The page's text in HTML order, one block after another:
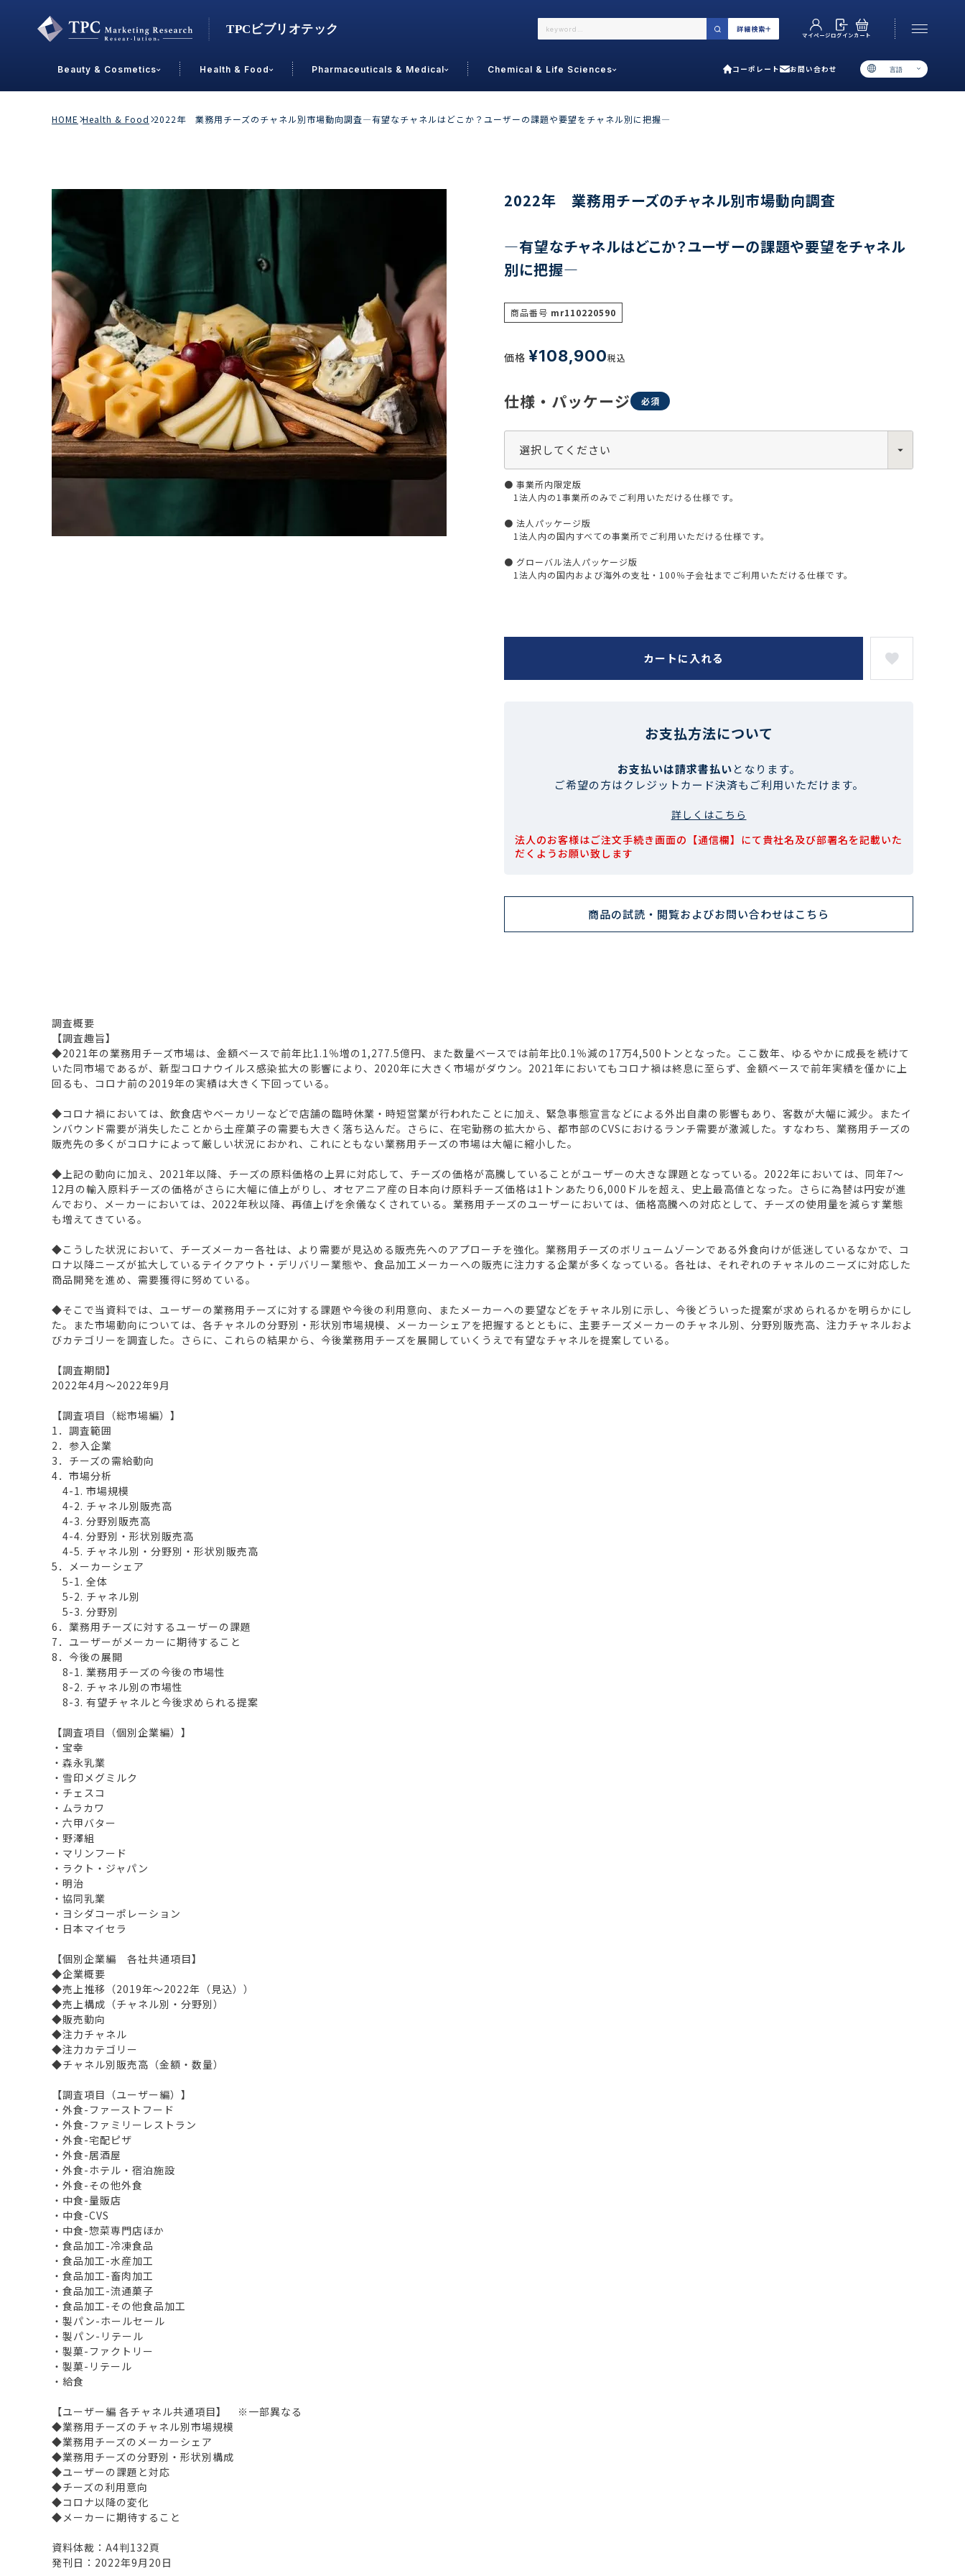
詳細検索
マイページログインカート
Beauty & Cosmetics Health & Food Pharmaceuticals & Medical Chemical & Life Sciences コーポレート お問い合わせ 言語
業界で選ぶ カテゴリで選ぶ 調査の種類で選ぶ
リセット
Contact Us
Beauty & Cosmetics
スキンケア
ヘアケア
敏感肌・アトピー
R&D
原料・素材
通販
美容室・サロン
海外
菓子
ＰＢＦ
冷食
業務用
食品添加物
R&D
海外
美容
シニア
女性・フェムケア
オーラル
生活習慣
介護
機能性原料・素材
その他
Pharmaceuticals & Medical
患者調査
ドクター調査
モダリティ
がん
精神神経
呼吸器・免疫
デジタル・Dtx
その他
Chemical & Life Sciences
ファイン・スペシャリティ・原料
プラスチック・容器・包装材
農薬・農業資材
電子材料
自動車
ライフサイエンス
ご利用ガイド
TEL 06-6538-5358（代表）
HOME Health & Food 2022年 業務用チーズのチャネル別市場動向調査―有望なチャネルはどこか？ユーザーの課題や要望をチャネル別に把握―
2022年 業務用チーズのチャネル別市場動向調査
―有望なチャネルはどこか？ユーザーの課題や要望をチャネル
別に把握―
商品番号 mr110220590
価格 ¥108,900税込
仕様・パッケージ
● 事業所内限定版
1法人内の1事業所のみでご利用いただける仕様です。
● 法人パッケージ版
1法人内の国内すべての事業所でご利用いただける仕様です。
● グローバル法人パッケージ版
1法人内の国内および海外の支社・100％子会社までご利用いただける仕様です。
カートに入れる
お支払方法について
お支払いは請求書払いとなります。
ご希望の方はクレジットカード決済もご利用いただけます。
詳しくはこちら
法人のお客様はご注文手続き画面の【通信欄】にて貴社名及び部署名を記載いた
だくようお願い致します
商品の試読・閲覧およびお問い合わせはこちら
調査概要
【調査趣旨】
◆2021年の業務用チーズ市場は、金額ベースで前年比1.1％増の1,277.5億円、また数量ベースでは前年比0.1％減の17万4,500トンとなった。ここ数年、ゆるやかに成長を続けて
いた同市場であるが、新型コロナウイルス感染拡大の影響により、2020年に大きく市場がダウン。2021年においてもコロナ禍は終息に至らず、金額ベースで前年実績を僅かに上
回るも、コロナ前の2019年の実績は大きく下回っている。
◆コロナ禍においては、飲食店やベーカリーなどで店舗の臨時休業・時短営業が行われたことに加え、緊急事態宣言などによる外出自粛の影響もあり、客数が大幅に減少。またイ
ンバウンド需要が消失したことから土産菓子の需要も大きく落ち込んだ。さらに、在宅勤務の拡大から、都市部のCVSにおけるランチ需要が激減した。すなわち、業務用チーズの
販売先の多くがコロナによって厳しい状況におかれ、これにともない業務用チーズの市場は大幅に縮小した。
◆上記の動向に加え、2021年以降、チーズの原料価格の上昇に対応して、チーズの価格が高騰していることがユーザーの大きな課題となっている。2022年においては、同年7～
12月の輸入原料チーズの価格がさらに大幅に値上がりし、オセアニア産の日本向け原料チーズ価格は1トンあたり6,000ドルを超え、史上最高値となった。さらに為替は円安が進
んでおり、メーカーにおいては、2022年秋以降、再値上げを余儀なくされている。業務用チーズのユーザーにおいては、価格高騰への対応として、チーズの使用量を減らす業態
も増えてきている。
◆こうした状況において、チーズメーカー各社は、より需要が見込める販売先へのアプローチを強化。業務用チーズのボリュームゾーンである外食向けが低迷しているなかで、コ
ロナ以降ニーズが拡大しているテイクアウト・デリバリー業態や、食品加工メーカーへの販売に注力する企業が多くなっている。各社は、それぞれのチャネルのニーズに対応した
商品開発を進め、需要獲得に努めている。
◆そこで当資料では、ユーザーの業務用チーズに対する課題や今後の利用意向、またメーカーへの要望などをチャネル別に示し、今後どういった提案が求められるかを明らかにし
た。また市場動向については、各チャネルの分野別・形状別市場規模、メーカーシェアを把握するとともに、主要チーズメーカーのチャネル別、分野別販売高、注力チャネルおよ
びカテゴリーを調査した。さらに、これらの結果から、今後業務用チーズを展開していくうえで有望なチャネルを提案している。
【調査期間】
2022年4月～2022年9月
【調査項目（総市場編）】
1．調査範囲
2．参入企業
3．チーズの需給動向
4．市場分析
4-1. 市場規模
4-2. チャネル別販売高
4-3. 分野別販売高
4-4. 分野別・形状別販売高
4-5. チャネル別・分野別・形状別販売高
5．メーカーシェア
5-1. 全体
5-2. チャネル別
5-3. 分野別
6．業務用チーズに対するユーザーの課題
7．ユーザーがメーカーに期待すること
8．今後の展開
8-1. 業務用チーズの今後の市場性
8-2. チャネル別の市場性
8-3. 有望チャネルと今後求められる提案
【調査項目（個別企業編）】
・宝幸
・森永乳業
・雪印メグミルク
・チェスコ
・ムラカワ
・六甲バター
・野澤組
・マリンフード
・ラクト・ジャパン
・明治
・協同乳業
・ヨシダコーポレーション
・日本マイセラ
【個別企業編 各社共通項目】
◆企業概要
◆売上推移（2019年～2022年（見込））
◆売上構成（チャネル別・分野別）
◆販売動向
◆注力チャネル
◆注力カテゴリー
◆チャネル別販売高（金額・数量）
【調査項目（ユーザー編）】
・外食-ファーストフード
・外食-ファミリーレストラン
・外食-宅配ピザ
・外食-居酒屋
・外食-ホテル・宿泊施設
・外食-その他外食
・中食-量販店
・中食-CVS
・中食-惣菜専門店ほか
・食品加工-冷凍食品
・食品加工-水産加工
・食品加工-畜肉加工
・食品加工-流通菓子
・食品加工-その他食品加工
・製パン-ホールセール
・製パン-リテール
・製菓-ファクトリー
・製菓-リテール
・給食
【ユーザー編 各チャネル共通項目】 ※一部異なる
◆業務用チーズのチャネル別市場規模
◆業務用チーズのメーカーシェア
◆業務用チーズの分野別・形状別構成
◆ユーザーの課題と対応
◆チーズの利用意向
◆コロナ以降の変化
◆メーカーに期待すること
資料体裁：A4判132頁
発刊日：2022年9月20日